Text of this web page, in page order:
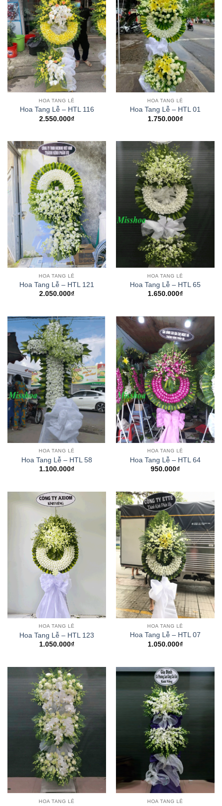
HOA TANG LỄ
Hoa Tang Lễ – HTL 116
2.550.000₫
HOA TANG LỄ
Hoa Tang Lễ – HTL 01
1.750.000₫
HOA TANG LỄ
Hoa Tang Lễ – HTL 121
2.050.000₫
HOA TANG LỄ
Hoa Tang Lễ – HTL 65
1.650.000₫
HOA TANG LỄ
Hoa Tang Lễ – HTL 58
1.100.000₫
HOA TANG LỄ
Hoa Tang Lễ – HTL 64
950.000₫
HOA TANG LỄ
Hoa Tang Lễ – HTL 123
1.050.000₫
HOA TANG LỄ
Hoa Tang Lễ – HTL 07
1.050.000₫
HOA TANG LỄ HOA TANG LỄ